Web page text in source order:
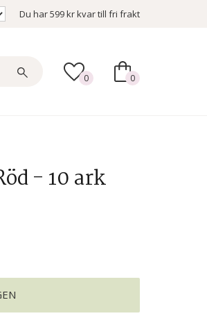
Du har599 krkvar till fri frakt
0 0
- 10 ark